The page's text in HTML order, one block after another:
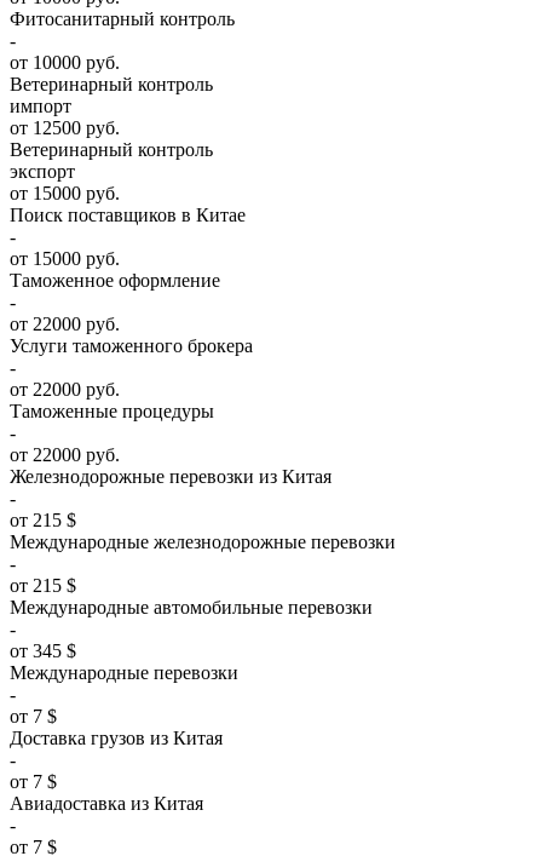
Фитосанитарный контроль
-
от 10000 руб.
Ветеринарный контроль
импорт
от 12500 руб.
Ветеринарный контроль
экспорт
от 15000 руб.
Поиск поставщиков в Китае
-
от 15000 руб.
Таможенное оформление
-
от 22000 руб.
Услуги таможенного брокера
-
от 22000 руб.
Таможенные процедуры
-
от 22000 руб.
Железнодорожные перевозки из Китая
-
от 215 $
Международные железнодорожные перевозки
-
от 215 $
Международные автомобильные перевозки
-
от 345 $
Международные перевозки
-
от 7 $
Доставка грузов из Китая
-
от 7 $
Авиадоставка из Китая
-
от 7 $